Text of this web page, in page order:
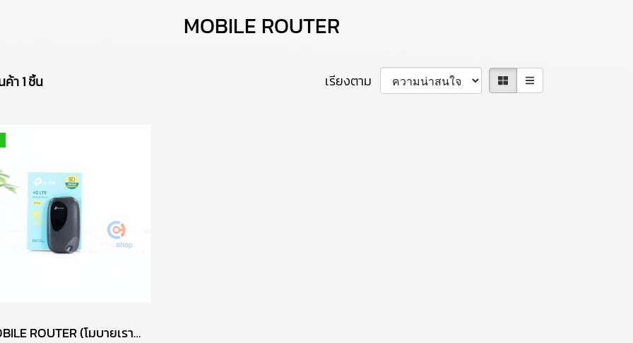
MOBILE ROUTER
า 1 ชิ้น เรียงตาม
MOBILE ROUTER (โมบายเราเตอร์) TP-LINK M7000 4G LTE MOBILE WI-FI P15972